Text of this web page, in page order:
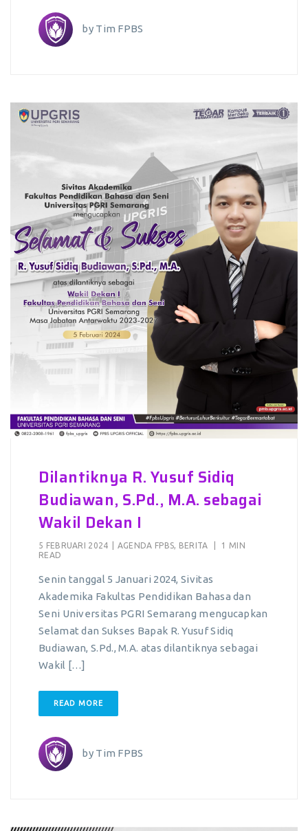
by Tim FPBS
Dilantiknya R. Yusuf Sidiq
Budiawan, S.Pd., M.A. sebagai
Wakil Dekan I
5 FEBRUARI 2024 AGENDA FPBS, BERITA
1 MIN
READ
Senin tanggal 5 Januari 2024, Sivitas
Akademika Fakultas Pendidikan Bahasa dan
Seni Universitas PGRI Semarang mengucapkan
Selamat dan Sukses Bapak R. Yusuf Sidiq
Budiawan, S.Pd., M.A. atas dilantiknya sebagai
Wakil […]
READ MORE
by Tim FPBS